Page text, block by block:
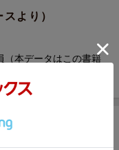
より）
（本データはこの書籍